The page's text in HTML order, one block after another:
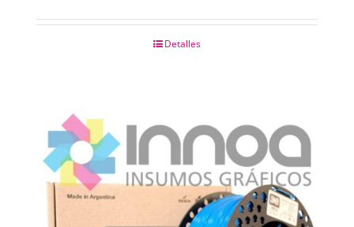
Detalles